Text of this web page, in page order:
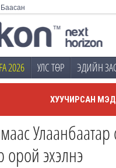
2026 УЛС ТӨР ЭДИЙН
ХУУЧИРСАН
Улаанбаатар
орой эхэлнэ